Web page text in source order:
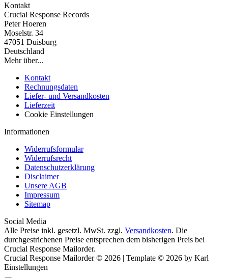
Kontakt
Crucial Response Records
Peter Hoeren
Moselstr. 34
47051 Duisburg
Deutschland
Mehr über...
Kontakt
Rechnungsdaten
Liefer- und Versandkosten
Lieferzeit
Cookie Einstellungen
Informationen
Widerrufsformular
Widerrufsrecht
Datenschutzerklärung
Disclaimer
Unsere AGB
Impressum
Sitemap
Social Media
Alle Preise inkl. gesetzl. MwSt. zzgl. Versandkosten. Die
durchgestrichenen Preise entsprechen dem bisherigen Preis bei
Crucial Response Mailorder.
Crucial Response Mailorder © 2026 | Template © 2026 by Karl
Einstellungen